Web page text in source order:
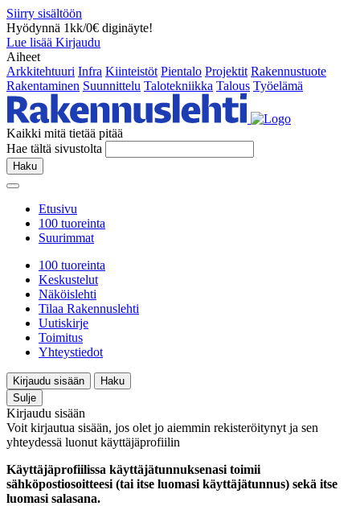
Siirry sisältöön
Hyödynnä 1kk/0€ diginäyte!
Lue lisää Kirjaudu
Aiheet
Arkkitehtuuri Infra Kiinteistöt Pientalo Projektit Rakennustuote
Rakentaminen Suunnittelu Talotekniikka Talous Työelämä
Kaikki mitä tietää pitää
Hae tältä sivustolta
Haku
Etusivu
100 tuoreinta
Suurimmat
100 tuoreinta
Keskustelut
Näköislehti
Tilaa Rakennuslehti
Uutiskirje
Toimitus
Yhteystiedot
Kirjaudu sisään
Haku
Sulje
Kirjaudu sisään
Voit kirjautua sisään, jos olet jo aiemmin rekisteröitynyt ja sen
yhteydessä luonut käyttäjäprofiilin
Käyttäjäprofiilissa käyttäjätunnuksenasi toimii
sähköpostiosoitteesi (tai itse luomasi käyttäjätunnus) sekä itse
luomasi salasana.